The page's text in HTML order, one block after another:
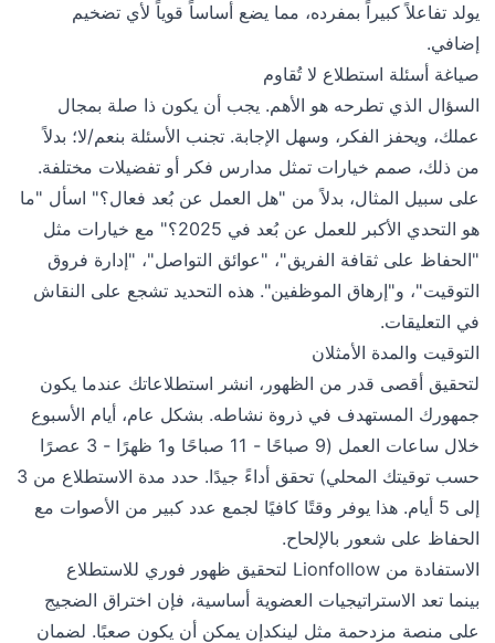
يولد تفاعلاً كبيراً بمفرده، مما يضع أساساً قوياً لأي تضخيم
إضافي.
صياغة أسئلة استطلاع لا تُقاوم
السؤال الذي تطرحه هو الأهم. يجب أن يكون ذا صلة بمجال
عملك، ويحفز الفكر، وسهل الإجابة. تجنب الأسئلة بنعم/لا؛ بدلاً
من ذلك، صمم خيارات تمثل مدارس فكر أو تفضيلات مختلفة.
على سبيل المثال، بدلاً من "هل العمل عن بُعد فعال؟" اسأل "ما
هو التحدي الأكبر للعمل عن بُعد في 2025؟" مع خيارات مثل
"الحفاظ على ثقافة الفريق"، "عوائق التواصل"، "إدارة فروق
التوقيت"، و"إرهاق الموظفين". هذه التحديد تشجع على النقاش
في التعليقات.
التوقيت والمدة الأمثلان
لتحقيق أقصى قدر من الظهور، انشر استطلاعاتك عندما يكون
جمهورك المستهدف في ذروة نشاطه. بشكل عام، أيام الأسبوع
خلال ساعات العمل (9 صباحًا - 11 صباحًا و1 ظهرًا - 3 عصرًا
حسب توقيتك المحلي) تحقق أداءً جيدًا. حدد مدة الاستطلاع من 3
إلى 5 أيام. هذا يوفر وقتًا كافيًا لجمع عدد كبير من الأصوات مع
الحفاظ على شعور بالإلحاح.
الاستفادة من Lionfollow لتحقيق ظهور فوري للاستطلاع
بينما تعد الاستراتيجيات العضوية أساسية، فإن اختراق الضجيج
على منصة مزدحمة مثل لينكدإن يمكن أن يكون صعبًا. لضمان